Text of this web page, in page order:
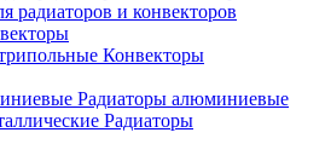
радиаторов и конвекторов
Конвекторы
Радиаторы алюминиевые
Радиаторы